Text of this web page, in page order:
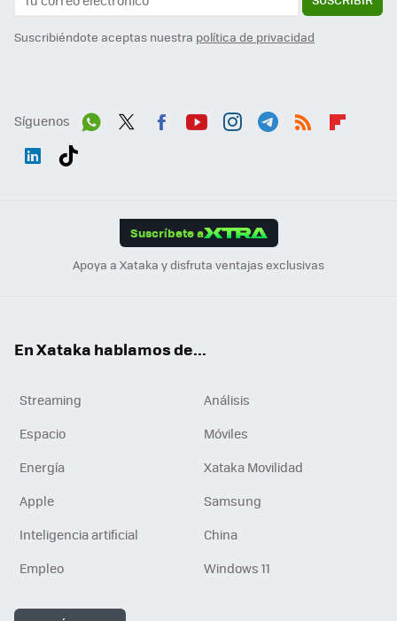
Suscribiéndote aceptas nuestra política de privacidad
Síguenos
Suscríbete a
Apoya a Xataka y disfruta ventajas exclusivas
En Xataka hablamos de...
Streaming
Análisis
Espacio
Móviles
Energía
Xataka Movilidad
Apple
Samsung
Inteligencia artificial
China
Empleo
Windows 11